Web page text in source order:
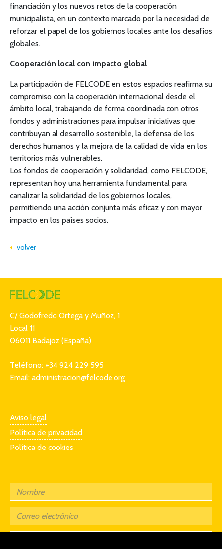
financiación y los nuevos retos de la cooperación
municipalista, en un contexto marcado por la necesidad de
reforzar el papel de los gobiernos locales ante los desafíos
globales.
Cooperación local con impacto global
La participación de FELCODE en estos espacios reafirma su
compromiso con la cooperación internacional desde el
ámbito local, trabajando de forma coordinada con otros
fondos y administraciones para impulsar iniciativas que
contribuyan al desarrollo sostenible, la defensa de los
derechos humanos y la mejora de la calidad de vida en los
territorios más vulnerables.
Los fondos de cooperación y solidaridad, como FELCODE,
representan hoy una herramienta fundamental para
canalizar la solidaridad de los gobiernos locales,
permitiendo una acción conjunta más eficaz y con mayor
impacto en los países socios.
volver
C/ Godofredo Ortega y Muñoz, 1
Local 11
06011 Badajoz (España)
Teléfono: +34 924 229 595
Email: administracion@felcode.org
Aviso legal
Política de privacidad
Política de cookies